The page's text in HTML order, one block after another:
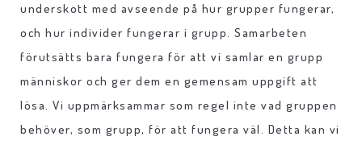
underskott med avseende på hur grupper fungerar,
och hur individer fungerar i grupp. Samarbeten
förutsätts bara fungera för att vi samlar en grupp
människor och ger dem en gemensam uppgift att
lösa. Vi uppmärksammar som regel inte vad gruppen
behöver, som grupp, för att fungera väl. Detta kan vi